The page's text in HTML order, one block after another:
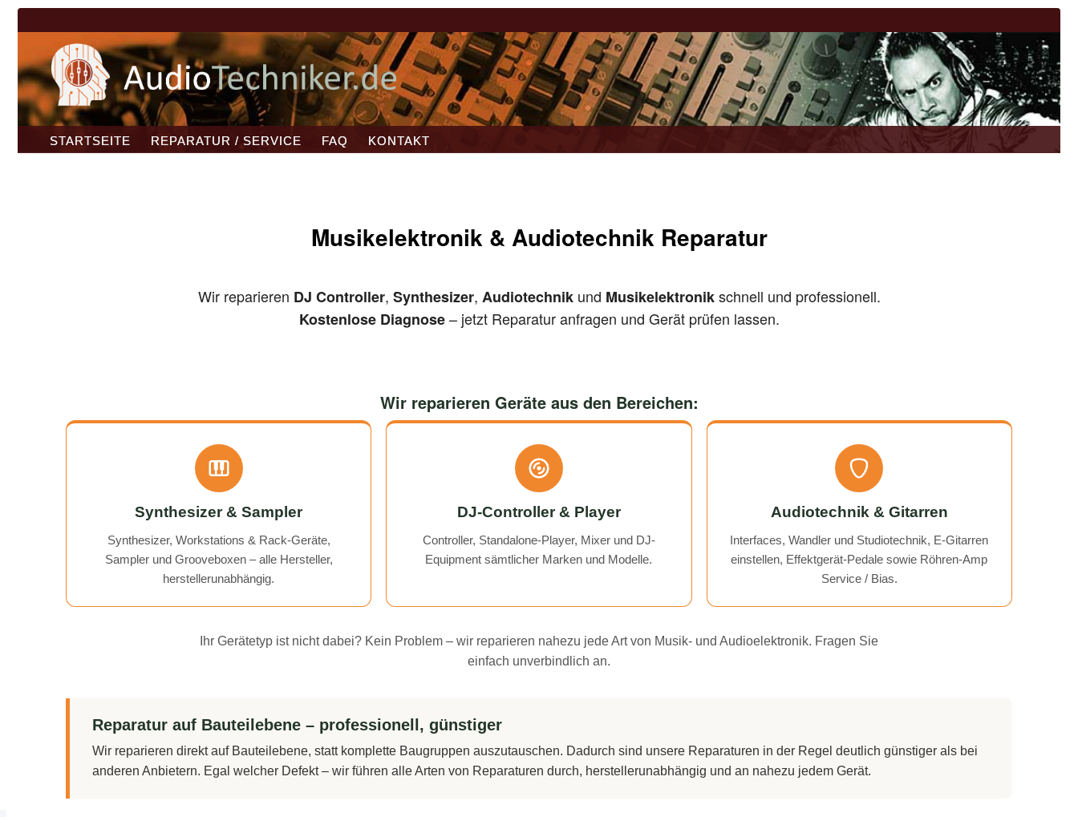
STARTSEITE REPARATUR / SERVICE FAQ KONTAKT
Musikelektronik & Audiotechnik Reparatur
Wir reparieren DJ Controller, Synthesizer, Audiotechnikund Musikelektronikschnell und professionell.
Kostenlose Diagnose– jetzt Reparatur anfragen und Gerät prüfen lassen.
Wir reparieren Geräte aus den Bereichen:
Synthesizer & Sampler
Synthesizer, Workstations & Rack-Geräte,
Sampler und Grooveboxen – alle Hersteller,
herstellerunabhängig.
DJ-Controller & Player
Controller, Standalone-Player, Mixer und DJ-
Equipment sämtlicher Marken und Modelle.
Audiotechnik & Gitarren
Interfaces, Wandler und Studiotechnik, E-Gitarren
einstellen, Effektgerät-Pedale sowie Röhren-Amp
Service / Bias.
Ihr Gerätetyp ist nicht dabei? Kein Problem – wir reparieren nahezu jede Art von Musik- und Audioelektronik. Fragen Sie
einfach unverbindlich an.
Reparatur auf Bauteilebene – professionell, günstiger
Wir reparieren direkt auf Bauteilebene, statt komplette Baugruppen auszutauschen. Dadurch sind unsere Reparaturen in der Regel deutlich günstiger als bei
anderen Anbietern. Egal welcher Defekt – wir führen alle Arten von Reparaturen durch, herstellerunabhängig und an nahezu jedem Gerät.